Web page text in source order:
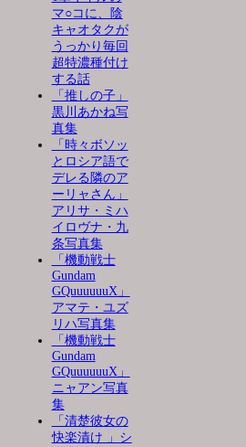
マ○コに、陰
キャオタクが
うっかり毎回
超特濃種付け
する話
「推しの子」
黒川あかね写
真集
「時々ボソッ
とロシア語で
デレる隣のア
ーリャさん」
アリサ・ミハ
イロヴナ・九
条写真集
「機動戦士
Gundam
GQuuuuuuX」
アマテ・ユズ
リハ写真集
「機動戦士
Gundam
GQuuuuuuX」
ニャアン写真
集
「清楚彼女の
快楽漬け 」シ